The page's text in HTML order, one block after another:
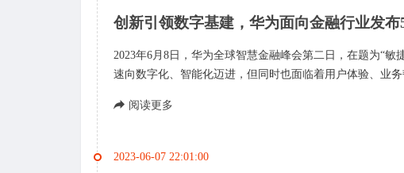
创新引领数字基建，华为面向金融行业发
2023年6月8日，华为全球智慧金融峰会第二日，在题为“
速向数字化、智能化迈进，但同时也面临着用户体验、业
阅读更多
2023-06-07 22:01:00